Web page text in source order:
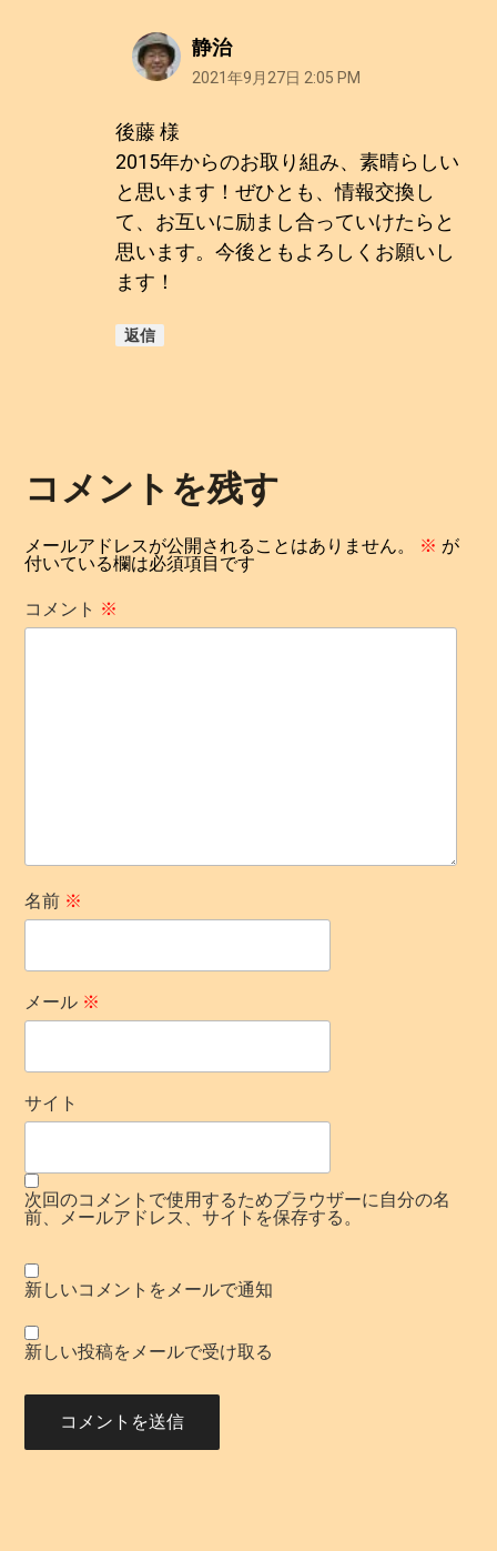
静治
2021年9月27日 2:05 PM
後藤 様
2015年からのお取り組み、素晴らしい
と思います！ぜひとも、情報交換し
て、お互いに励まし合っていけたらと
思います。今後ともよろしくお願いし
ます！
返信
コメントを残す
メールアドレスが公開されることはありません。 ※ が
付いている欄は必須項目です
コメント ※
名前 ※
メール ※
サイト
次回のコメントで使用するためブラウザーに自分の名
前、メールアドレス、サイトを保存する。
新しいコメントをメールで通知
新しい投稿をメールで受け取る